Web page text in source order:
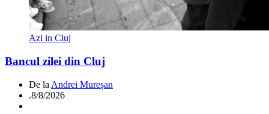
Azi in Cluj
Bancul zilei din Cluj
De la Andrei Mureșan
.8/8/2026